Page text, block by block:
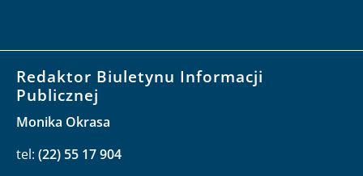
Redaktor Biuletynu Informacji
Publicznej
Monika Okrasa
tel: (22) 55 17 904